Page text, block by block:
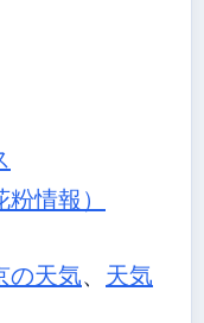
情報）
の天気、 天気